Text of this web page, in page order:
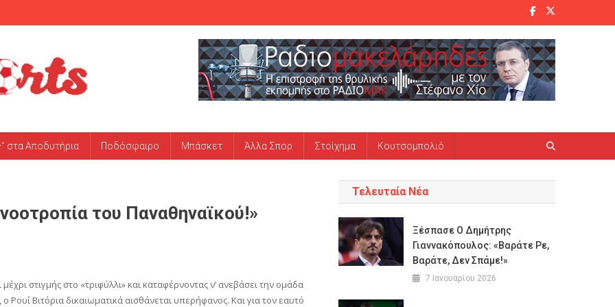
στα Αποδυτήρια Ποδόσφαιρο Μπάσκετ Άλλα Σπορ Στοίχημα Κουτσομπολιό
του Παναθηναϊκού!»
στιγμής στο «τριφύλλι» και καταφέρνοντας ν’ ανεβάσει την ομάδα
Βιτόρια δικαιωματικά αισθάνεται υπερήφανος. Και για τον εαυτό
Τελευταία Νέα
Ξέσπασε Ο Δημήτρης
Γιαννακόπουλος: «Βαράτε Ρε,
Βαράτε, Δεν Σπάμε!»
7 Ιανουαρίου 2026